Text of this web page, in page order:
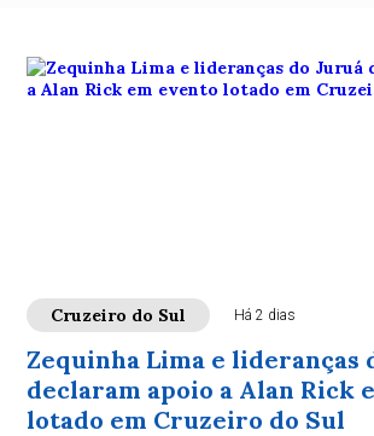
Cruzeiro do Sul Há 2 dias
Zequinha Lima e lideranças
declaram apoio a Alan Rick
lotado em Cruzeiro do Sul